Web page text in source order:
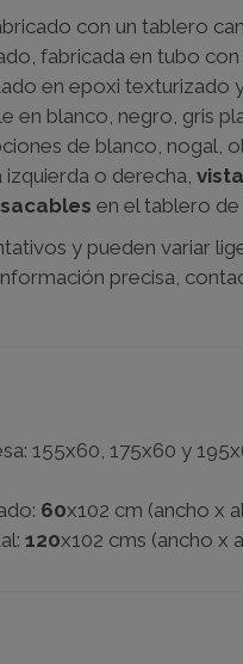
con un tablero
fabricada en tubo
en epoxi texturizado
en blanco, negro, gris
de blanco, nogal,
o derecha,
en el tablero
y pueden variar
precisa,
155x60, 175x60 y
60x102 cm (ancho x
120x102 cms (ancho x